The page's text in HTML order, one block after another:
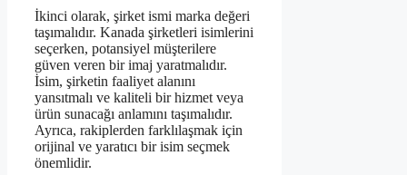
İkinci olarak, şirket ismi marka değeri
taşımalıdır. Kanada şirketleri isimlerini
seçerken, potansiyel müşterilere
güven veren bir imaj yaratmalıdır.
İsim, şirketin faaliyet alanını
yansıtmalı ve kaliteli bir hizmet veya
ürün sunacağı anlamını taşımalıdır.
Ayrıca, rakiplerden farklılaşmak için
orijinal ve yaratıcı bir isim seçmek
önemlidir.